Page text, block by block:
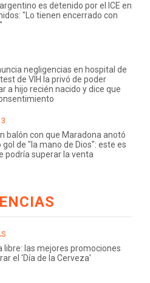
es detenido por el ICE en
"Lo tienen encerrado con
negligencias en hospital de
test de VIH la privó de poder
a hijo recién nacido y dice que
balón con que Maradona anotó
de "la mano de Dios": este es
podría superar la venta
libre: las mejores promociones
el 'Día de la Cerveza'